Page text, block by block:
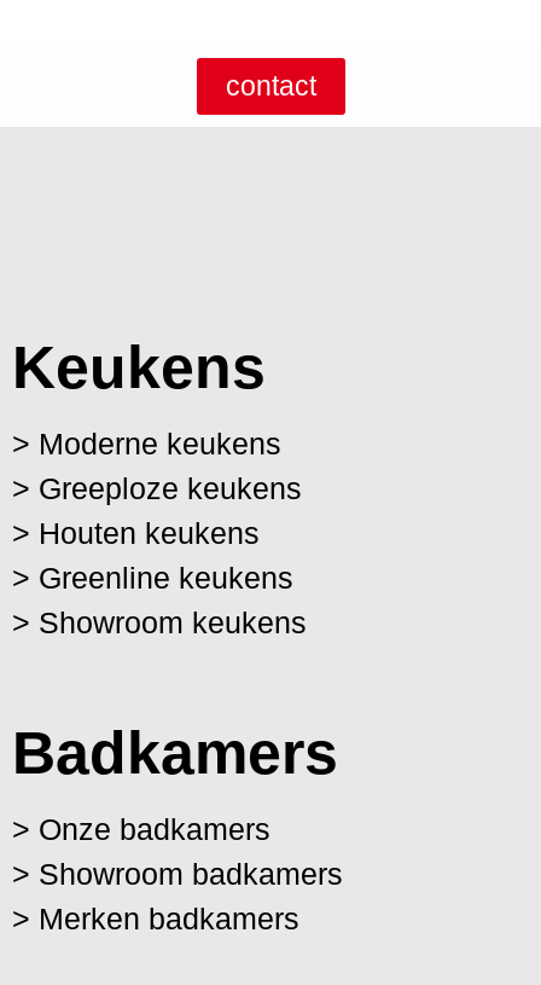
contact
Keukens
> Moderne keukens
> Greeploze keukens
> Houten keukens
> Greenline keukens
> Showroom keukens
Badkamers
> Onze badkamers
> Showroom badkamers
> Merken badkamers